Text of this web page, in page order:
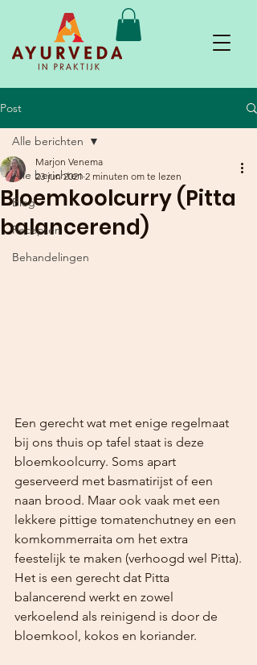
Post
Alle berichten
Blog
Recepten
Behandelingen
Alle berichten
Bloemkoolcurry (Pitta
balancerend)
Marjon Venema
23 jun 2021 2 minuten om te lezen
Een gerecht wat met enige regelmaat
bij ons thuis op tafel staat is deze
bloemkoolcurry. Soms apart
geserveerd met basmatirijst of een
naan brood. Maar ook vaak met een
lekkere pittige tomatenchutney en een
komkommerraita om het extra
feestelijk te maken (verhoogd wel Pitta).
Het is een gerecht dat Pitta
balancerend werkt en zowel
verkoelend als reinigend is door de
bloemkool, kokos en koriander.